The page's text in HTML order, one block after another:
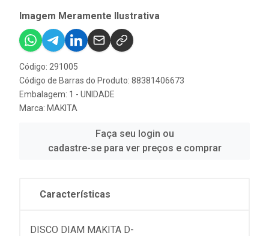
Imagem Meramente Ilustrativa
Código: 291005
Código de Barras do Produto: 88381406673
Embalagem: 1 - UNIDADE
Marca: MAKITA
Faça seu login ou
cadastre-se para ver preços e comprar
Características
DISCO DIAM MAKITA D-